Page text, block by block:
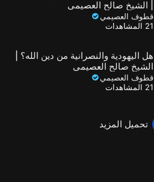
| الشيخ صالح العصيمي
قطوف العصيمي
21 المشاهدات
هل اليهودية والنصرانية من دين الله؟ |
الشيخ صالح العصيمي
قطوف العصيمي
21 المشاهدات
تحميل المزيد